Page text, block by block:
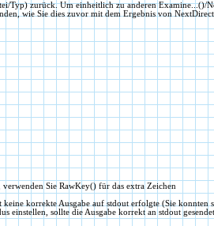
Typ) zurück. Um einheitlich zu anderen
wie Sie dies zuvor mit dem Ergebnis von
Sie RawKey() für das extra Zeichen
korrekte Ausgabe auf stdout erfolgte (Sie
einstellen, sollte die Ausgabe korrekt an stdout